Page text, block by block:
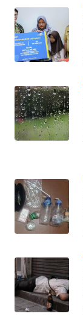
WN
SULTENG
SULBAR
WN
BABEL
SUMBAR
WN
SUMSEL
WN
BENGKULU
WN
LAMPUNG